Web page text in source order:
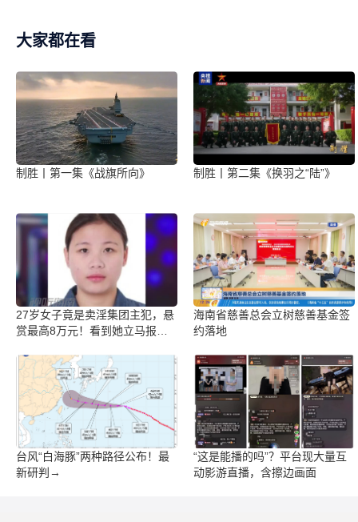
大家都在看
制胜丨第一集《战旗所向》 制胜丨第二集《换羽之“陆”》
27岁女子竟是卖淫集团主犯，悬
赏最高8万元！看到她立马报
海南省慈善总会立树慈善基金签
约落地
台风“白海豚”两种路径公布！最
新研判→
“这是能播的吗”？平台现大量互
动影游直播，含擦边画面